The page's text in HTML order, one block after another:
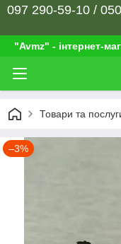
097 290-59-10 /
"Avmz" - інтернет-
Товари та
–3%